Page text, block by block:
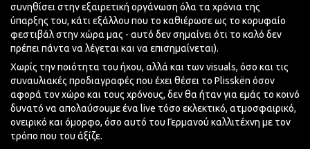
συνηθίσει στην εξαιρετική οργάνωση όλα τα χρόνια της
ύπαρξης του, κάτι εξάλλου που το καθιέρωσε ως το κορυφαίο
φεστιβάλ στην χώρα μας - αυτό δεν σημαίνει ότι το καλό δεν
πρέπει πάντα να λέγεται και να επισημαίνεται).
Χωρίς την ποιότητα του ήχου, αλλά και τωνvisuals, όσο και τις
συναυλιακές προδιαγραφές που έχει θέσει το Plisskën όσον
αφορά τον χώρο και τους χρόνους, δεν θα ήταν για εμάς το κοινό
δυνατό να απολαύσουμε ένα live τόσο εκλεκτικό, ατμοσφαιρικό,
ονειρικό και όμορφο, όσο αυτό του Γερμανού καλλιτέχνη με τον
τρόπο που του άξίζε.